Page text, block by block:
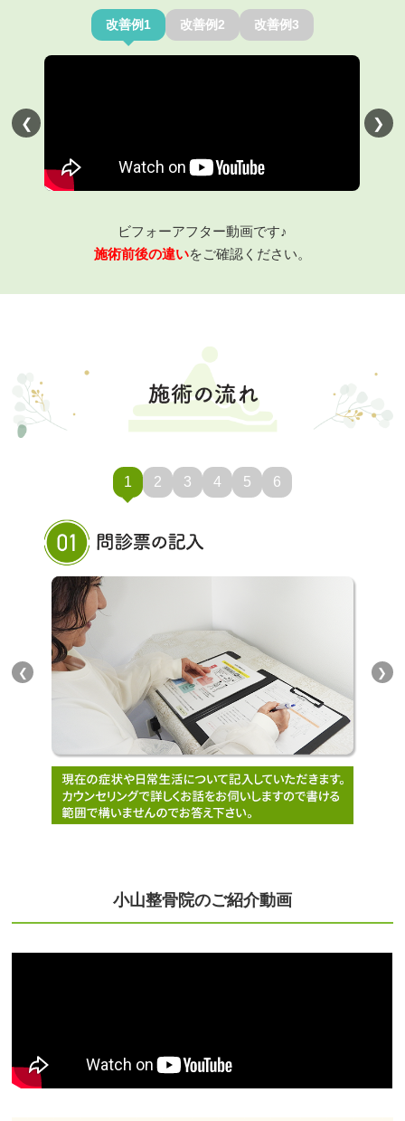
改善例1 改善例2 改善例3
❮ ❯
ビフォーアフター動画です♪
施術前後の違いをご確認ください。
1 2 3 4 5 6
❮ ❯
小山整骨院のご紹介動画